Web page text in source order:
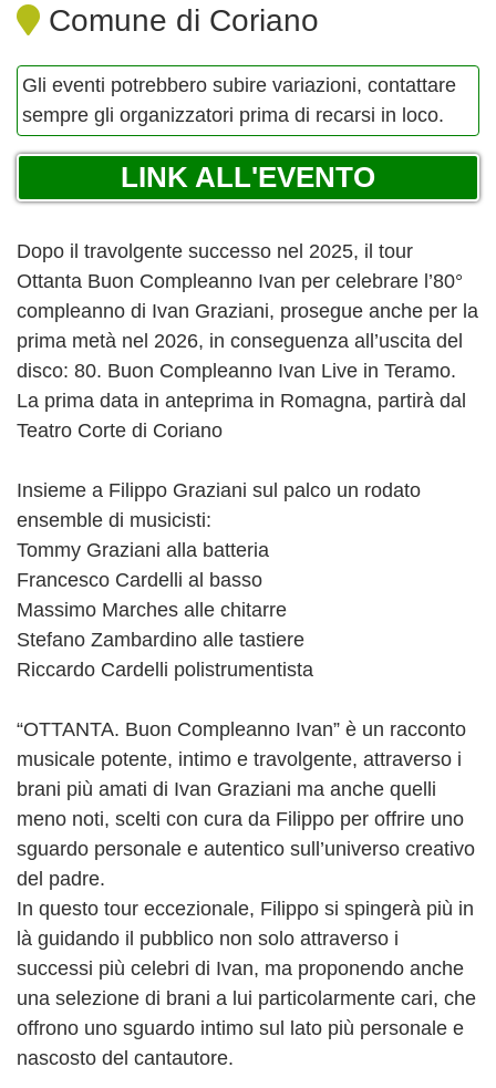
Comune di Coriano
Gli eventi potrebbero subire variazioni, contattare
sempre gli organizzatori prima di recarsi in loco.
LINK ALL'EVENTO
Dopo il travolgente successo nel 2025, il tour
Ottanta Buon Compleanno Ivan per celebrare l’80°
compleanno di Ivan Graziani, prosegue anche per la
prima metà nel 2026, in conseguenza all’uscita del
disco: 80. Buon Compleanno Ivan Live in Teramo.
La prima data in anteprima in Romagna, partirà dal
Teatro Corte di Coriano
Insieme a Filippo Graziani sul palco un rodato
ensemble di musicisti:
Tommy Graziani alla batteria
Francesco Cardelli al basso
Massimo Marches alle chitarre
Stefano Zambardino alle tastiere
Riccardo Cardelli polistrumentista
“OTTANTA. Buon Compleanno Ivan” è un racconto
musicale potente, intimo e travolgente, attraverso i
brani più amati di Ivan Graziani ma anche quelli
meno noti, scelti con cura da Filippo per offrire uno
sguardo personale e autentico sull’universo creativo
del padre.
In questo tour eccezionale, Filippo si spingerà più in
là guidando il pubblico non solo attraverso i
successi più celebri di Ivan, ma proponendo anche
una selezione di brani a lui particolarmente cari, che
offrono uno sguardo intimo sul lato più personale e
nascosto del cantautore.